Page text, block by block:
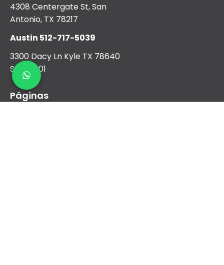
4308 Centergate St, San
Antonio, TX 78217
Austin 512-717-5039
3300 Dacy Ln Kyle TX 78640
Suite 1001
Páginas